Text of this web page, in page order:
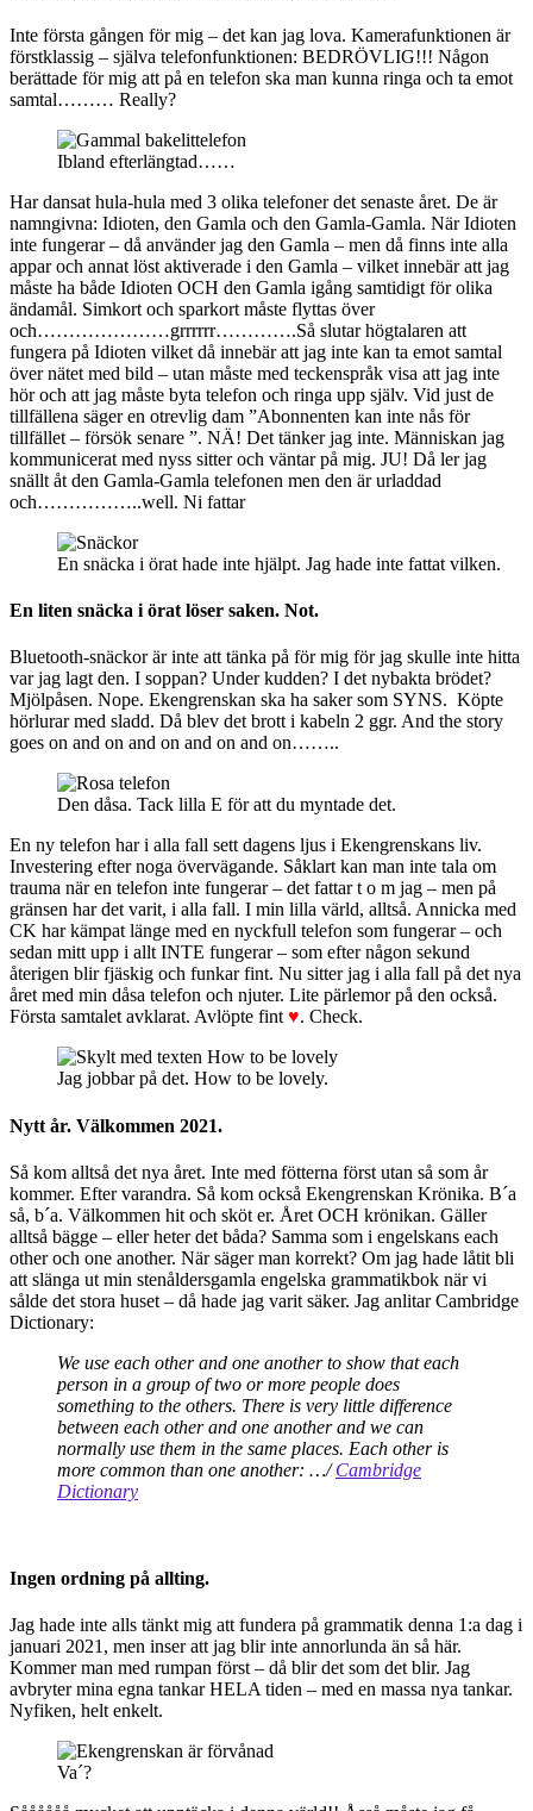
Inte första gången för mig – det kan jag lova. Kamerafunktionen är
förstklassig – själva telefonfunktionen: BEDRÖVLIG!!! Någon
berättade för mig att på en telefon ska man kunna ringa och ta emot
samtal……… Really?
Ibland efterlängtad……
Har dansat hula-hula med 3 olika telefoner det senaste året. De är
namngivna: Idioten, den Gamla och den Gamla-Gamla. När Idioten
inte fungerar – då använder jag den Gamla – men då finns inte alla
appar och annat löst aktiverade i den Gamla – vilket innebär att jag
måste ha både Idioten OCH den Gamla igång samtidigt för olika
ändamål. Simkort och sparkort måste flyttas över
och…………………grrrrrr………….Så slutar högtalaren att
fungera på Idioten vilket då innebär att jag inte kan ta emot samtal
över nätet med bild – utan måste med teckenspråk visa att jag inte
hör och att jag måste byta telefon och ringa upp själv. Vid just de
tillfällena säger en otrevlig dam ”Abonnenten kan inte nås för
tillfället – försök senare ”. NÄ! Det tänker jag inte. Människan jag
kommunicerat med nyss sitter och väntar på mig. JU! Då ler jag
snällt åt den Gamla-Gamla telefonen men den är urladdad
och……………..well. Ni fattar
En snäcka i örat hade inte hjälpt. Jag hade inte fattat vilken.
En liten snäcka i örat löser saken. Not.
Bluetooth-snäckor är inte att tänka på för mig för jag skulle inte hitta
var jag lagt den. I soppan? Under kudden? I det nybakta brödet?
Mjölpåsen. Nope. Ekengrenskan ska ha saker som SYNS. Köpte
hörlurar med sladd. Då blev det brott i kabeln 2 ggr. And the story
goes on and on and on and on and on……..
Den dåsa. Tack lilla E för att du myntade det.
En ny telefon har i alla fall sett dagens ljus i Ekengrenskans liv.
Investering efter noga övervägande. Såklart kan man inte tala om
trauma när en telefon inte fungerar – det fattar t o m jag – men på
gränsen har det varit, i alla fall. I min lilla värld, alltså. Annicka med
CK har kämpat länge med en nyckfull telefon som fungerar – och
sedan mitt upp i allt INTE fungerar – som efter någon sekund
återigen blir fjäskig och funkar fint. Nu sitter jag i alla fall på det nya
året med min dåsa telefon och njuter. Lite pärlemor på den också.
Första samtalet avklarat. Avlöpte fint ♥. Check.
Jag jobbar på det. How to be lovely.
Nytt år. Välkommen 2021.
Så kom alltså det nya året. Inte med fötterna först utan så som år
kommer. Efter varandra. Så kom också Ekengrenskan Krönika. B´a
så, b´a. Välkommen hit och sköt er. Året OCH krönikan. Gäller
alltså bägge – eller heter det båda? Samma som i engelskans each
other och one another. När säger man korrekt? Om jag hade låtit bli
att slänga ut min stenåldersgamla engelska grammatikbok när vi
sålde det stora huset – då hade jag varit säker. Jag anlitar Cambridge
Dictionary:
We use each other and one another to show that each
person in a group of two or more people does
something to the others. There is very little difference
between each other and one another and we can
normally use them in the same places. Each other is
more common than one another: …/Cambridge
Dictionary
Ingen ordning på allting.
Jag hade inte alls tänkt mig att fundera på grammatik denna 1:a dag i
januari 2021, men inser att jag blir inte annorlunda än så här.
Kommer man med rumpan först – då blir det som det blir. Jag
avbryter mina egna tankar HELA tiden – med en massa nya tankar.
Nyfiken, helt enkelt.
Va´?